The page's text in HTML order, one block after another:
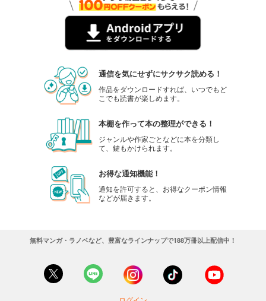
通信を気にせずにサクサク読める！
作品をダウンロードすれば、いつでもど
こでも読書が楽しめます。
本棚を作って本の整理ができる！
ジャンルや作家ごとなどに本を分類し
て、鍵もかけられます。
お得な通知機能！
通知を許可すると、お得なクーポン情報
などが届きます。
無料マンガ・ラノベなど、豊富なラインナップで188万冊以上配信中！